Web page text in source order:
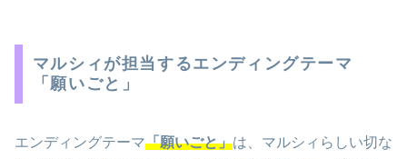
マルシィが担当するエンディングテーマ
「願いごと」
エンディングテーマ「願いごと」は、マルシィらしい切な